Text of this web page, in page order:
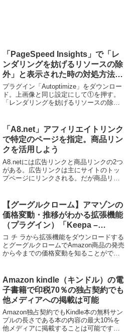
「PageSpeed Insights」で「レ
ンダリングを妨げるリソースの除
外」と表示された時の対処方法。
ワードプレスプラグイン
「Autoptimize」で解決
プラグイン「Autoptimize」をダウンロー
ド。上画像と同じ設定にして①を押す。
「レンダリングを妨げるリソースの除
先ほどのURLを貼り付けて保存すれば完
了。※UR...
「A8.net」アフィリエイトリンク
で特定のページを指定。商品リン
クを活用しよう
A8.netには広告リンクと商品リンクの2つ
がある。広告リンクは主にサイトのトッ
プページにリンクされる。だが商品リン
用できない。参考サイト
【グーグルクローム】アマゾンの
価格変動・推移がわかる拡張機能
（プラグイン）「Keepa –
Amazon Price Tracker」
コ チ ラから拡張機能をダウンロードする
とグーグルクロームでAmazon商品の発売
から今までの価格変動を知ることができ
Amazon kindle（キンドル）の電
子書籍で印税70％の独占契約でも
他メディアへの掲載は可能
Amazon独占契約でもKindle本の無料サン
プルの長さである本の内容の最大10%を
他メディアに掲載することは可能です。